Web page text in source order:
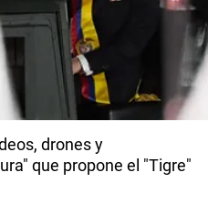
drones y
que propone el "Tigre"